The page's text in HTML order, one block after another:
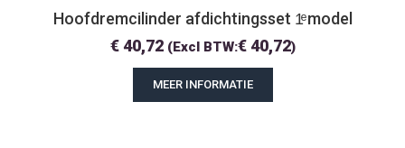
Hoofdremcilinder afdichtingsset 1ͤ model
€40,72 (Excl BTW:€40,72)
MEER INFORMATIE